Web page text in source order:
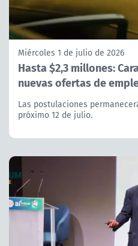
Miércoles 1 de julio de 2026
Hasta $2,3 millones:
nuevas ofertas de
Las postulaciones
próximo 12 de julio.